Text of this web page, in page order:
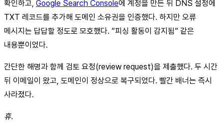
확인하고, Google Search Console에 계정을 만든 뒤 DNS 설정에
TXT 레코드를 추가해 도메인 소유권을 인증했다. 하지만 오류
메시지는 답답할 정도로 모호했다. “피싱 활동이 감지됨” 같은
내용뿐이었다.
간단한 해명과 함께 검토 요청(review request)을 제출했다. 두 시간
뒤 이메일이 왔고, 도메인이 정상으로 복구되었다. 빨간 배너는 즉시
사라졌다.
휴.